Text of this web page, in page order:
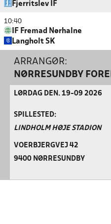
Fjerritslev IF
10:40
IF Fremad Nørhalne
Langholt SK
ARRANGØR:
NØRRESUNDBY
LØRDAG DEN. 19-09 2026
SPILLESTED:
LINDHOLM HØJE STADION
VOERBJERGVEJ 42
9400 NØRRESUNDBY